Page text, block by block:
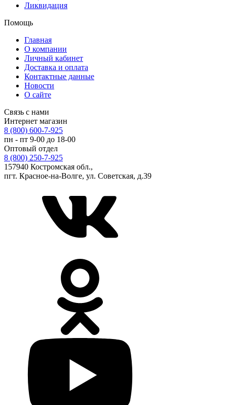
Ликвидация
Помощь
Главная
О компании
Личный кабинет
Доставка и оплата
Контактные данные
Новости
О сайте
Связь с нами
Интернет магазин
8 (800) 600-7-925
пн - пт 9-00 до 18-00
Оптовый отдел
8 (800) 250-7-925
157940 Костромская обл.,
пгт. Красное-на-Волге, ул. Советская, д.39